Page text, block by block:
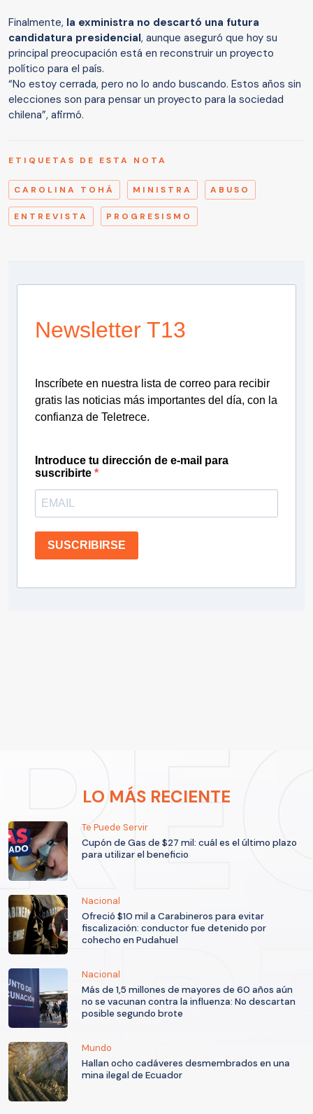
Finalmente, la exministra no descartó una futura
candidatura presidencial, aunque aseguró que hoy su
principal preocupación está en reconstruir un proyecto
político para el país.
“No estoy cerrada, pero no lo ando buscando. Estos años sin
elecciones son para pensar un proyecto para la sociedad
chilena”, afirmó.
ETIQUETAS DE ESTA NOTA
CAROLINA TOHÁ MINISTRA ABUSO
ENTREVISTA PROGRESISMO
Newsletter T13
Inscríbete en nuestra lista de correo para recibir
gratis las noticias más importantes del día, con la
confianza de Teletrece.
Introduce tu dirección de e-mail para
suscribirte
SUSCRIBIRSE
LO MÁS RECIENTE
Te Puede Servir
Cupón de Gas de $27 mil: cuál es el último plazo
para utilizar el beneficio
Nacional
Ofreció $10 mil a Carabineros para evitar
fiscalización: conductor fue detenido por
cohecho en Pudahuel
Nacional
Más de 1,5 millones de mayores de 60 años aún
no se vacunan contra la influenza: No descartan
posible segundo brote
Mundo
Hallan ocho cadáveres desmembrados en una
mina ilegal de Ecuador